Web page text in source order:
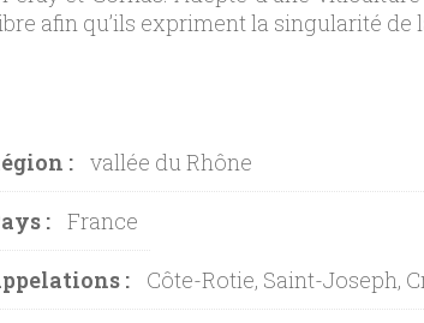
afin qu’ils expriment la singularité de
: vallée du Rhône
: France
: Côte-Rotie, Saint-Joseph,